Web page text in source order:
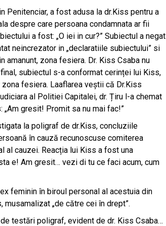
Penitenciar, a fost adusa la dr.Kiss pentru a
despre care persoana condamnata ar fii
a fost: „O iei in cur?” Subiectul a negat
neincrezator in „declaratiile subiectului” si
zona fesiera. Dr. Kiss Csaba nu
subiectul s-a conformat cerinței lui Kiss,
fesiera. Laaflarea veștii că Dr.Kiss
al Politiei Capitalei, dr. Țiru l-a chemat
gresit! Promit sa nu mai fac!”
la poligraf de dr.Kiss, concluziile
în cauză recunoscuse comiterea
al cauzei. Reacția lui Kiss a fost una
e! Am gresit… vezi di tu ce faci acum, cum
feminin în biroul personal al acestuia din
„de către cei în drept”.
testări poligraf, evident de dr. Kiss Csaba…